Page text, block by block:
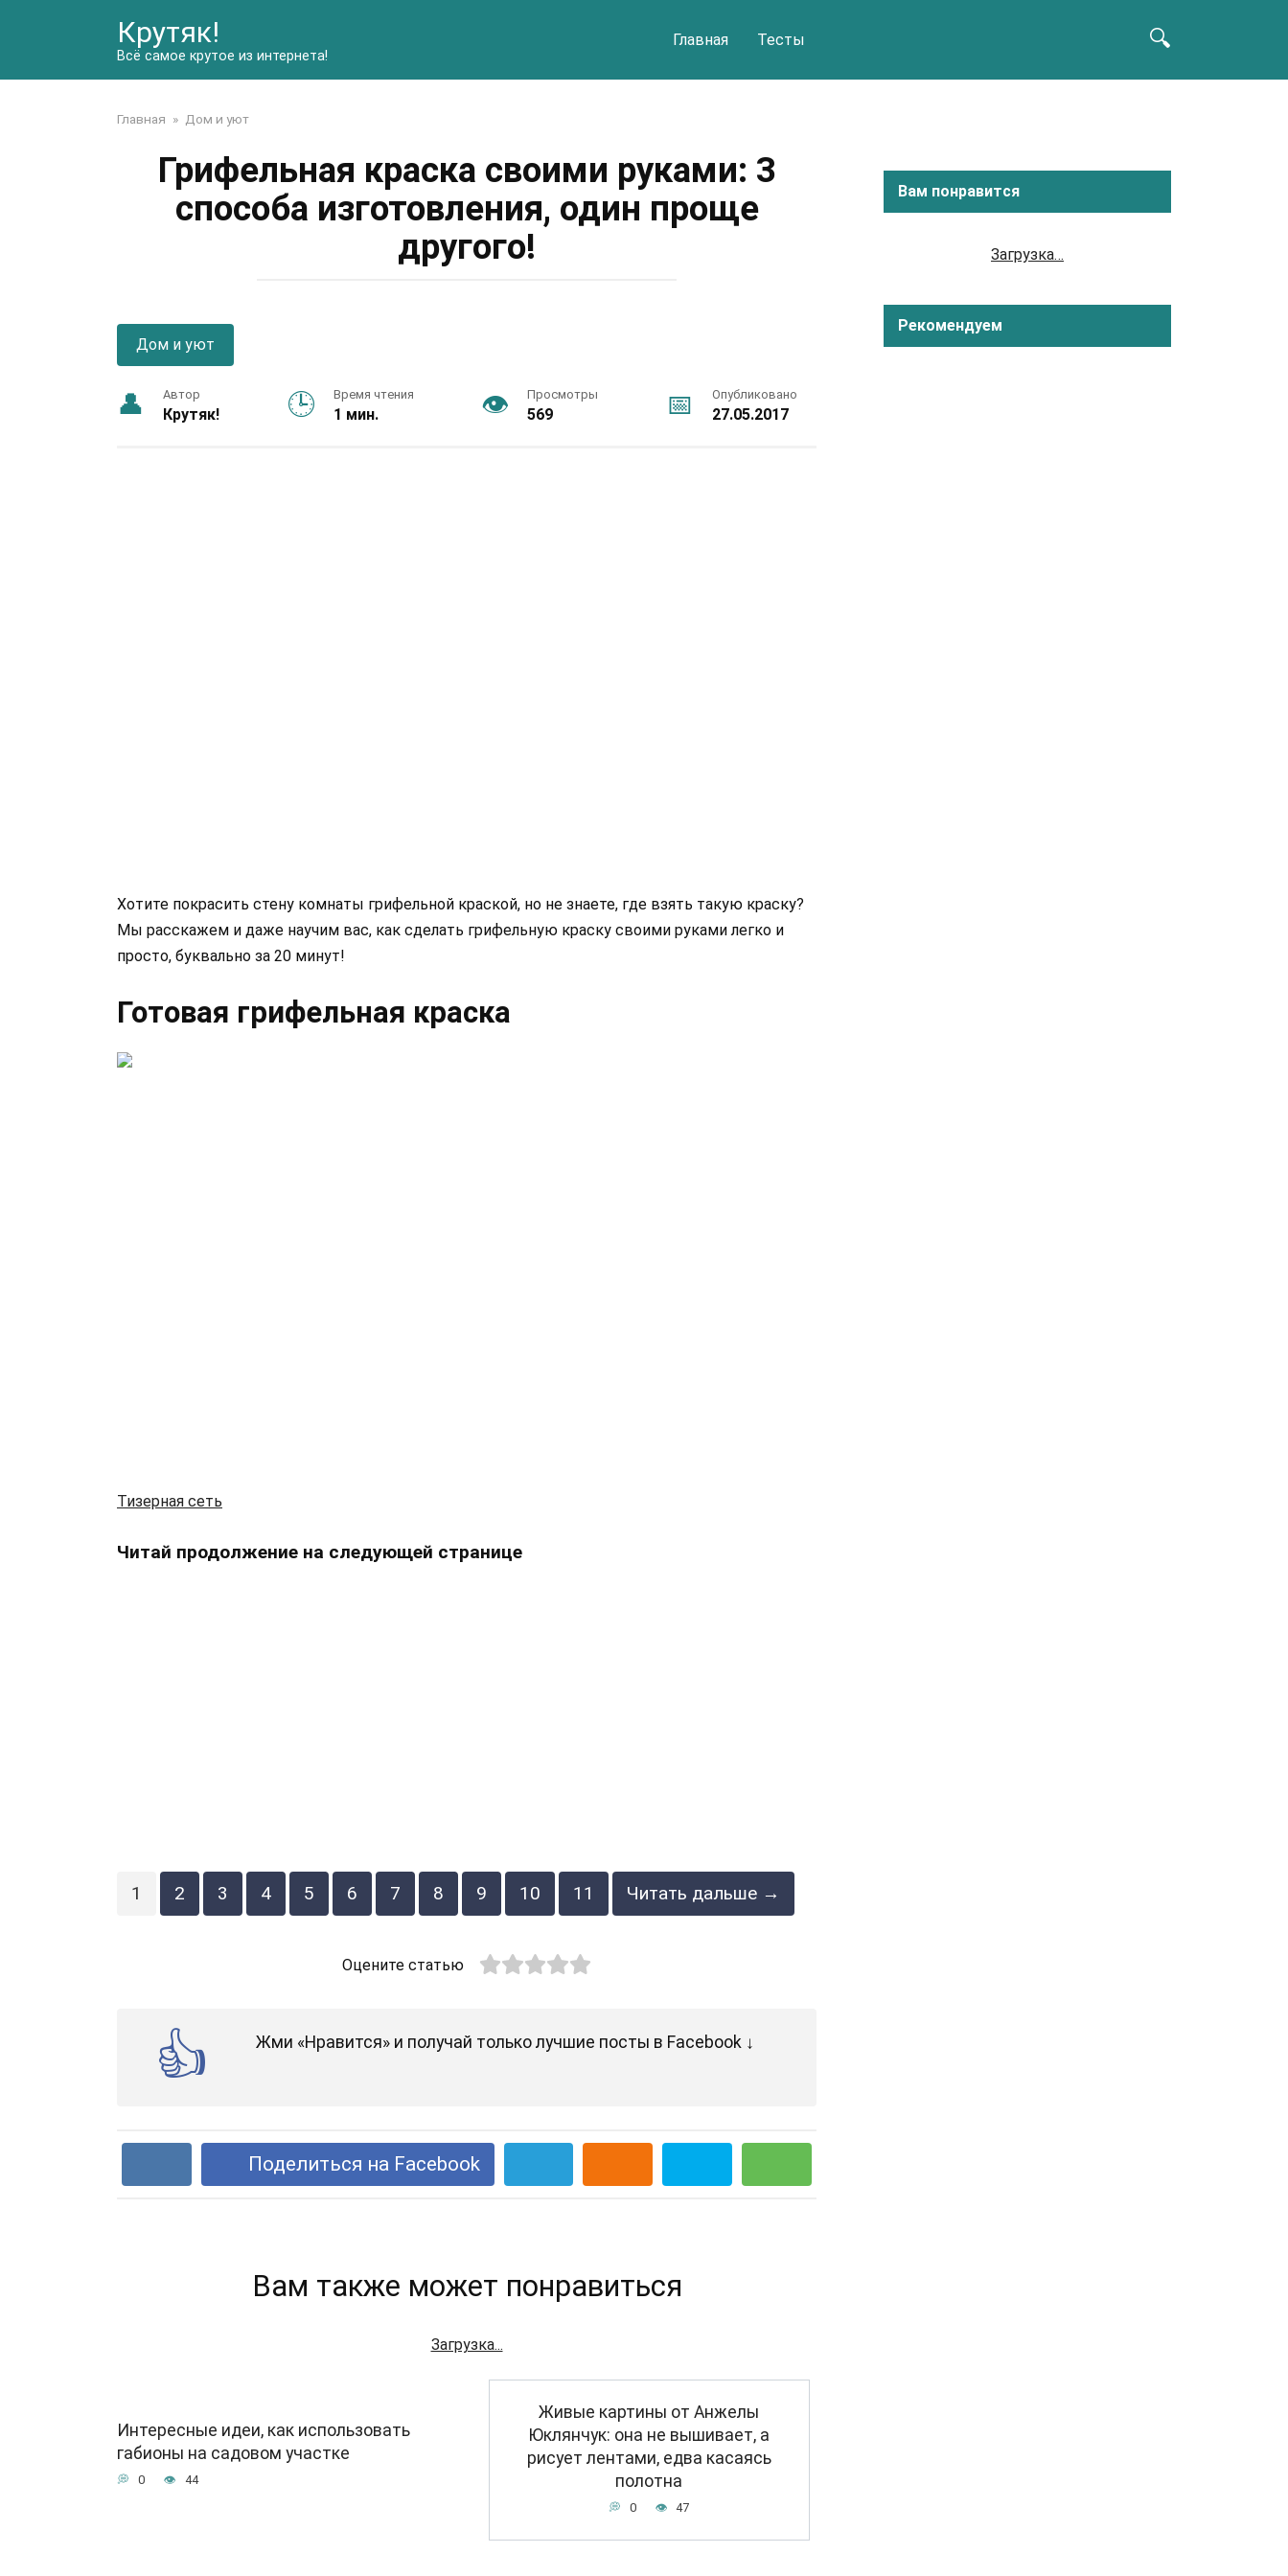
Крутяк!
Всё самое крутое из интернета!
Главная Тесты
Главная » Дом и уют
Грифельная краска своими руками: 3
способа изготовления, один проще
другого!
Дом и уют
Автор
Крутяк!
Время чтения
1 мин.
Просмотры
569
Опубликовано
27.05.2017
Хотите покрасить стену комнаты грифельной краской, но не знаете, где взять такую краску?
Мы расскажем и даже научим вас, как сделать грифельную краску своими руками легко и
просто, буквально за 20 минут!
Готовая грифельная краска
Тизерная сеть
Читай продолжение на следующей странице
1 2 3 4 5 6 7 8 9 10 11 Читать дальше →
Оцените статью
Жми «Нравится» и получай только лучшие посты в Facebook ↓
Поделиться на Facebook
Вам также может понравиться
Загрузка...
Интересные идеи, как использовать
габионы на садовом участке
0 44
Живые картины от Анжелы
Юклянчук: она не вышивает, а
рисует лентами, едва касаясь
полотна
0 47
Вам понравится
Загрузка…
Рекомендуем